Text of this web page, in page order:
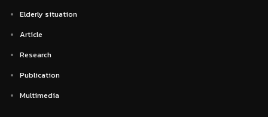
Elderly situation
Article
Research
Publication
Multimedia